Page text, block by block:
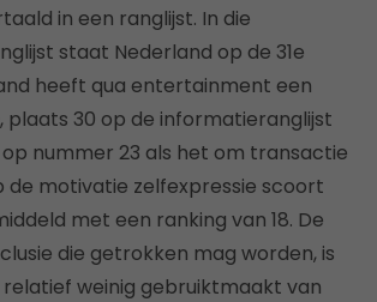
in een ranglijst. In die
staat Nederland op de 31e
heeft qua entertainment een
plaats 30 op de informatieranglijst
nummer 23 als het om transactie
de motivatie zelfexpressie scoort
met een ranking van 18. De
die getrokken mag worden, is
weinig gebruiktmaakt van